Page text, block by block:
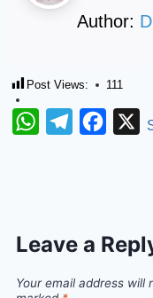
Author:
Post Views: 111
WhatsAppTelegram X
Leave a
Your email address will